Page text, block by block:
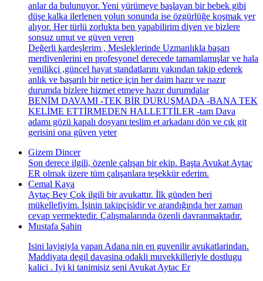
anlar da bulunuyor. Yeni yürümeye başlayan bir bebek gibi
düşe kalka ilerlenen yolun sonunda ise özgürlüğe koşmak yer
alıyor. Her türlü zorlukta ben yapabilirim diyen ve bizlere
sonsuz umut ve güven veren
Değerli kardeşlerim , Mesleklerinde Uzmanlıkla başarı
merdivenlerini en profesyonel derecede tamamlamışlar ve hala
yenilikçi ,güncel hayat standatlarını yakından takip ederek
anlık ve başarılı bir netice için her daim hazır ve nazır
durumda bizlere hizmet etmeye hazır durumdalar
BENİM DAVAMI -TEK BİR DURUŞMADA -BANA TEK
KELİME ETTİRMEDEN HALLETTİLER -tam Dava
adamı gözü kapalı dosyanı teslim et arkadanı dön ve çık git
gerisini ona güven yeter
Gizem Dincer
Son derece ilgili, özenle çalışan bir ekip. Başta Avukat Aytaç
ER olmak üzere tüm çalışanlara teşekkür ederim.
Cemal Kaya
Aytaç Bey Çok ilgili bir avukattır. İlk günden beri
mükellefiyim. İşinin takipçisidir ve arandığında her zaman
cevap vermektedir. Çalışmalarında özenli davranmaktadır.
Mustafa Şahin
Isini layigiyla yapan Adana nin en guvenilir avukatlarindan.
Maddiyata degil davasina odakli muvekkilleriyle dostlugu
kalici . Iyi ki tanimisiz seni Avukat Aytac Er